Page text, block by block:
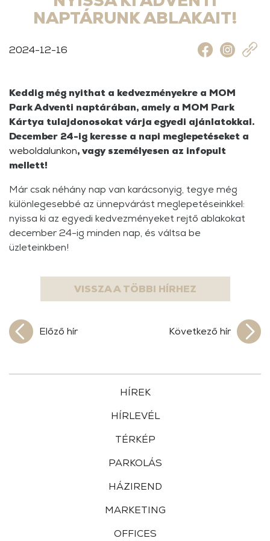
2024-12-16
NAPTÁRUNK ABLAKAIT!
Keddig még nyithat a kedvezményekre a MOM
Park Adventi naptárában, amely a MOM Park
Kártya tulajdonosokat várja egyedi ajánlatokkal.
December 24-ig keresse a napi meglepetéseket a
weboldalunkon, vagy személyesen az infopult
mellett!
Már csak néhány nap van karácsonyig, tegye még
különlegesebbé az ünnepvárást meglepetéseinkkel:
nyissa ki az egyedi kedvezményeket rejtő ablakokat
december 24-ig minden nap, és váltsa be
üzleteinkben!
Előző hír
VISSZA A TÖBBI HÍRHEZ
Következő hír
HÍREK
HÍRLEVÉL
TÉRKÉP
PARKOLÁS
HÁZIREND
MARKETING
OFFICES